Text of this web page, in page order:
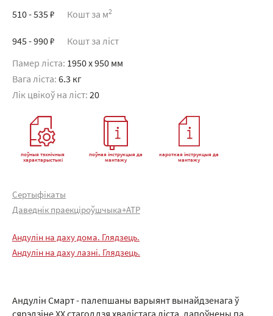
510 - 535 ₽ Кошт за м2
945 - 990 ₽ Кошт за ліст
Памер ліста: 1950 x 950 мм
Вага ліста: 6.3 кг
Лік цвікоў на ліст: 20
поўныя тэхнічныя
характарыстыкі
поўная інструкцыя да
мантажу
кароткая інструкцыя да
мантажу
Сертыфікаты
Даведнік праекціроўшчыка+АТР
Андулін на даху дома. Глядзець.
Андулін на даху лазні. Глядзець.
Андулін Смарт - палепшаны варыянт вынайдзенага ў